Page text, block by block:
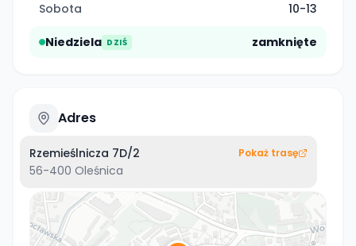
Sobota 10-13
Niedziela DZIŚ zamknięte
Adres
Rzemieślnicza 7D/2
56-400 Oleśnica
Pokaż trasę